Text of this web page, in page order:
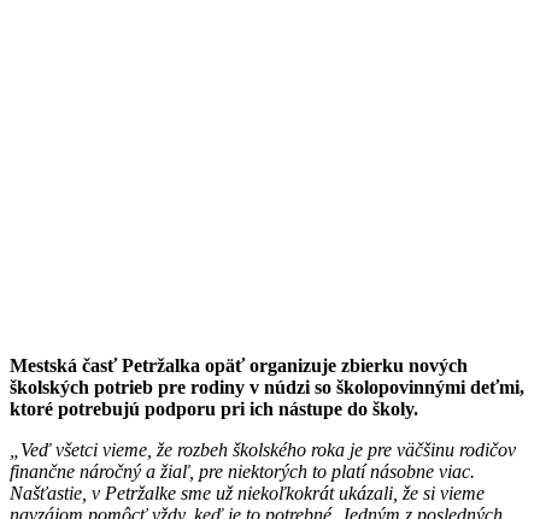
Mestská časť Petržalka opäť organizuje zbierku nových
školských potrieb pre rodiny v núdzi so školopovinnými deťmi,
ktoré potrebujú podporu pri ich nástupe do školy.
„Veď všetci vieme, že rozbeh školského roka je pre väčšinu rodičov
finančne náročný a žiaľ, pre niektorých to platí násobne viac.
Našťastie, v Petržalke sme už niekoľkokrát ukázali, že si vieme
navzájom pomôcť vždy, keď je to potrebné. Jedným z posledných